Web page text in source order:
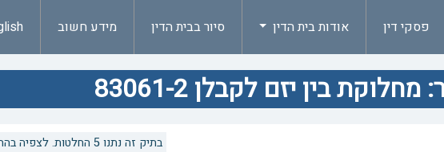
פסקי דין אודות בית הדין סיור בבית הדין מידע חשוב
בין יזם לקבלן 83061-2
בתיק זה נתנו 5 החלטות. לצפיה בהחלטות נוספות